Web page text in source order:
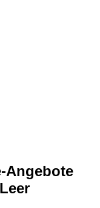
Angebote